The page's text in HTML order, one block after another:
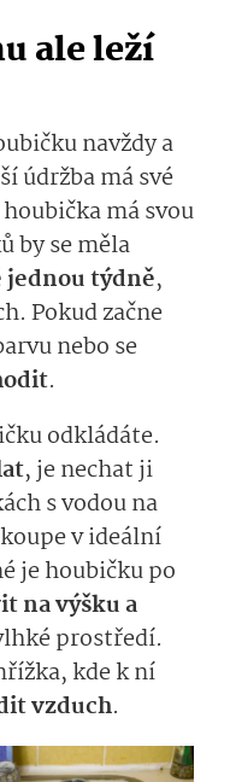
ale leží
navždy a
údržba má své
má svou
by se měla
týdně,
Pokud začne
nebo se
.
odkládáte.
, je nechat ji
s vodou na
v ideální
je houbičku po
na výšku a
prostředí.
kde k ní
vzduch.